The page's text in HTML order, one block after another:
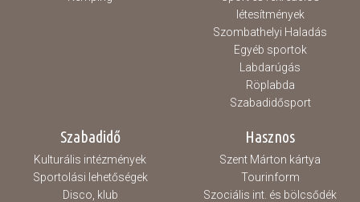
létesítmények
Szombathelyi Haladás
Egyéb sportok
Labdarúgás
Röplabda
Szabadidősport
Szabadidő
Kulturális intézmények
Sportolási lehetőségek
Disco, klub
Hasznos
Szent Márton kártya
Tourinform
Szociális int. és bölcsődék